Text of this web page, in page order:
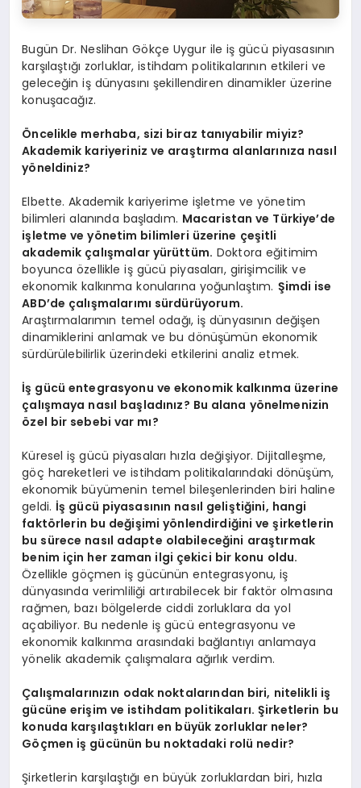
Bugün Dr. Neslihan Gökçe Uygur ile iş gücü piyasasının
karşılaştığı zorluklar, istihdam politikalarının etkileri ve
geleceğin iş dünyasını şekillendiren dinamikler üzerine
konuşacağız.
Öncelikle merhaba, sizi biraz tanıyabilir miyiz?
Akademik kariyeriniz ve araştırma alanlarınıza nasıl
yöneldiniz?
Elbette. Akademik kariyerime işletme ve yönetim
bilimleri alanında başladım. Macaristan ve Türkiye’de
işletme ve yönetim bilimleri üzerine çeşitli
akademik çalışmalar yürüttüm. Doktora eğitimim
boyunca özellikle iş gücü piyasaları, girişimcilik ve
ekonomik kalkınma konularına yoğunlaştım. Şimdi ise
ABD’de çalışmalarımı sürdürüyorum.
Araştırmalarımın temel odağı, iş dünyasının değişen
dinamiklerini anlamak ve bu dönüşümün ekonomik
sürdürülebilirlik üzerindeki etkilerini analiz etmek.
İş gücü entegrasyonu ve ekonomik kalkınma üzerine
çalışmaya nasıl başladınız? Bu alana yönelmenizin
özel bir sebebi var mı?
Küresel iş gücü piyasaları hızla değişiyor. Dijitalleşme,
göç hareketleri ve istihdam politikalarındaki dönüşüm,
ekonomik büyümenin temel bileşenlerinden biri haline
geldi. İş gücü piyasasının nasıl geliştiğini, hangi
faktörlerin bu değişimi yönlendirdiğini ve şirketlerin
bu sürece nasıl adapte olabileceğini araştırmak
benim için her zaman ilgi çekici bir konu oldu.
Özellikle göçmen iş gücünün entegrasyonu, iş
dünyasında verimliliği artırabilecek bir faktör olmasına
rağmen, bazı bölgelerde ciddi zorluklara da yol
açabiliyor. Bu nedenle iş gücü entegrasyonu ve
ekonomik kalkınma arasındaki bağlantıyı anlamaya
yönelik akademik çalışmalara ağırlık verdim.
Çalışmalarınızın odak noktalarından biri, nitelikli iş
gücüne erişim ve istihdam politikaları. Şirketlerin bu
konuda karşılaştıkları en büyük zorluklar neler?
Göçmen iş gücünün bu noktadaki rolü nedir?
Şirketlerin karşılaştığı en büyük zorluklardan biri, hızla